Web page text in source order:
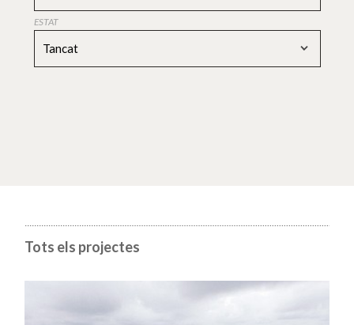
ESTAT
Tancat
Tots els projectes